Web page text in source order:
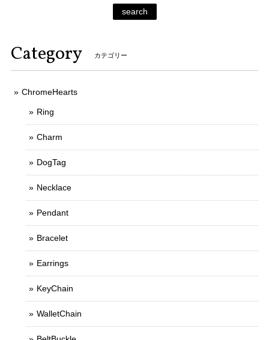
search
Category カテゴリー
ChromeHearts
Ring
Charm
DogTag
Necklace
Pendant
Bracelet
Earrings
KeyChain
WalletChain